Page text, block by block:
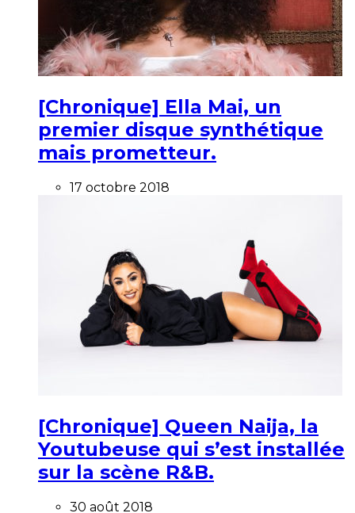
[Chronique] Ella Mai, un
premier disque synthétique
mais prometteur.
17 octobre 2018
[Chronique] Queen Naija, la
Youtubeuse qui s’est installée
sur la scène R&B.
30 août 2018